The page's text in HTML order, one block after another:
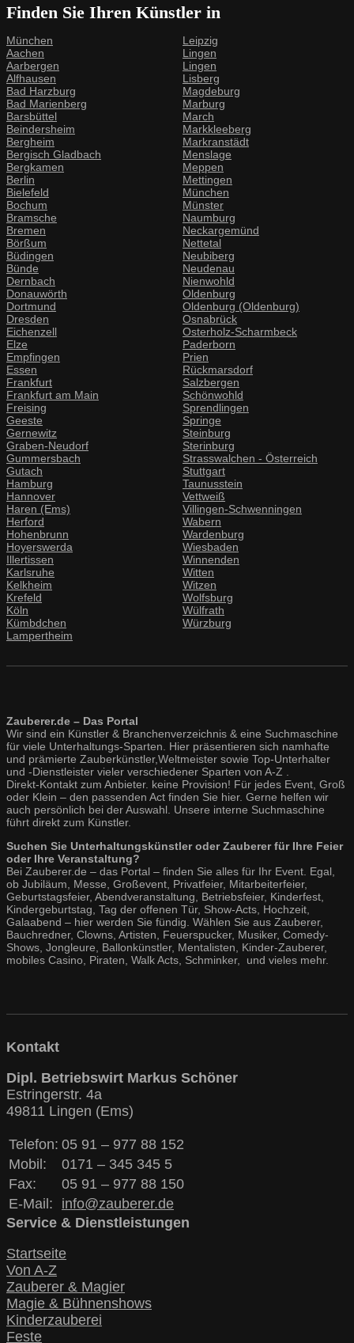
Finden Sie Ihren Künstler in
München
Aachen
Aarbergen
Alfhausen
Bad Harzburg
Bad Marienberg
Barsbüttel
Beindersheim
Bergheim
Bergisch Gladbach
Bergkamen
Berlin
Bielefeld
Bochum
Bramsche
Bremen
Börßum
Büdingen
Bünde
Dernbach
Donauwörth
Dortmund
Dresden
Eichenzell
Elze
Empfingen
Essen
Frankfurt
Frankfurt am Main
Freising
Geeste
Gernewitz
Graben-Neudorf
Gummersbach
Gutach
Hamburg
Hannover
Haren (Ems)
Herford
Hohenbrunn
Hoyerswerda
Illertissen
Karlsruhe
Kelkheim
Krefeld
Köln
Kümbdchen
Lampertheim
Leipzig
Lingen
Lingen
Lisberg
Magdeburg
Marburg
March
Markkleeberg
Markranstädt
Menslage
Meppen
Mettingen
München
Münster
Naumburg
Neckargemünd
Nettetal
Neubiberg
Neudenau
Nienwohld
Oldenburg
Oldenburg (Oldenburg)
Osnabrück
Osterholz-Scharmbeck
Paderborn
Prien
Rückmarsdorf
Salzbergen
Schönwohld
Sprendlingen
Springe
Steinburg
Sterinburg
Strasswalchen - Österreich
Stuttgart
Taunusstein
Vettweiß
Villingen-Schwenningen
Wabern
Wardenburg
Wiesbaden
Winnenden
Witten
Witzen
Wolfsburg
Wülfrath
Würzburg
Zauberer.de – Das Portal
Wir sind ein Künstler & Branchenverzeichnis & eine Suchmaschine
für viele Unterhaltungs-Sparten. Hier präsentieren sich namhafte
und prämierte Zauberkünstler,Weltmeister sowie Top-Unterhalter
und -Dienstleister vieler verschiedener Sparten von A-Z .
Direkt-Kontakt zum Anbieter. keine Provision! Für jedes Event, Groß
oder Klein – den passenden Act finden Sie hier. Gerne helfen wir
auch persönlich bei der Auswahl. Unsere interne Suchmaschine
führt direkt zum Künstler.
Suchen Sie Unterhaltungskünstler oder Zauberer für Ihre Feier
oder Ihre Veranstaltung?
Bei Zauberer.de – das Portal – finden Sie alles für Ihr Event. Egal,
ob Jubiläum, Messe, Großevent, Privatfeier, Mitarbeiterfeier,
Geburtstagsfeier, Abendveranstaltung, Betriebsfeier, Kinderfest,
Kindergeburtstag, Tag der offenen Tür, Show-Acts, Hochzeit,
Galaabend – hier werden Sie fündig. Wählen Sie aus Zauberer,
Bauchredner, Clowns, Artisten, Feuerspucker, Musiker, Comedy-
Shows, Jongleure, Ballonkünstler, Mentalisten, Kinder-Zauberer,
mobiles Casino, Piraten, Walk Acts, Schminker, und vieles mehr.
Kontakt
Dipl. Betriebswirt Markus Schöner
Estringerstr. 4a
49811 Lingen (Ems)
Telefon: 05 91 – 977 88 152
Mobil:
0171 – 345 345 5
Fax:
05 91 – 977 88 150
E-Mail:
info@zauberer.de
Service & Dienstleistungen
Startseite
Von A-Z
Zauberer & Magier
Magie & Bühnenshows
Kinderzauberei
Feste